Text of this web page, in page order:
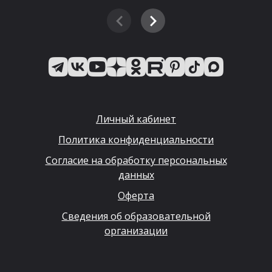
Личный кабинет
Политика конфиденциальности
Согласие на обработку персональных
данных
Оферта
Сведения об образовательной
организации